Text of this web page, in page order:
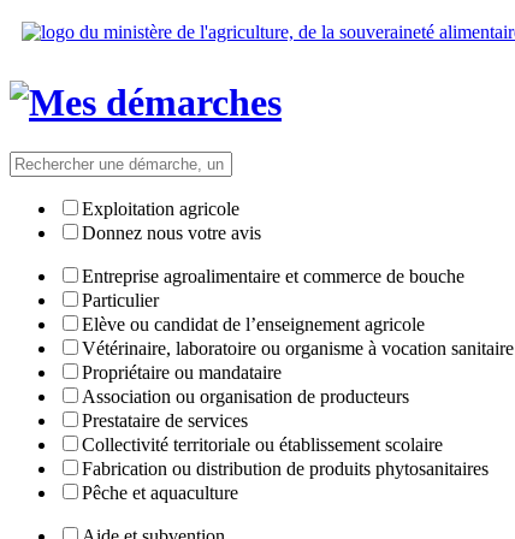
Exploitation agricole
Donnez nous votre avis
Entreprise agroalimentaire et commerce de bouche
Particulier
Elève ou candidat de l’enseignement agricole
Vétérinaire, laboratoire ou organisme à vocation sanitaire
Propriétaire ou mandataire
Association ou organisation de producteurs
Prestataire de services
Collectivité territoriale ou établissement scolaire
Fabrication ou distribution de produits phytosanitaires
Pêche et aquaculture